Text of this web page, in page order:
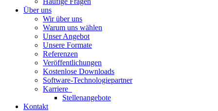
Über uns
Wir über uns
Warum uns wählen
Unser Angebot
Unsere Formate
Referenzen
Veröffentlichungen
Kostenlose Downloads
Software-Technologiepartner
Karriere
Stellenangebote
Kontakt